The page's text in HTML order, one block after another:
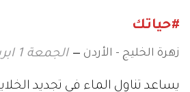
#حياتك
زهرة الخليج - الأردن الجمعة 1 ابريل 2022 10:30
يساعد تناول الماء في تجديد